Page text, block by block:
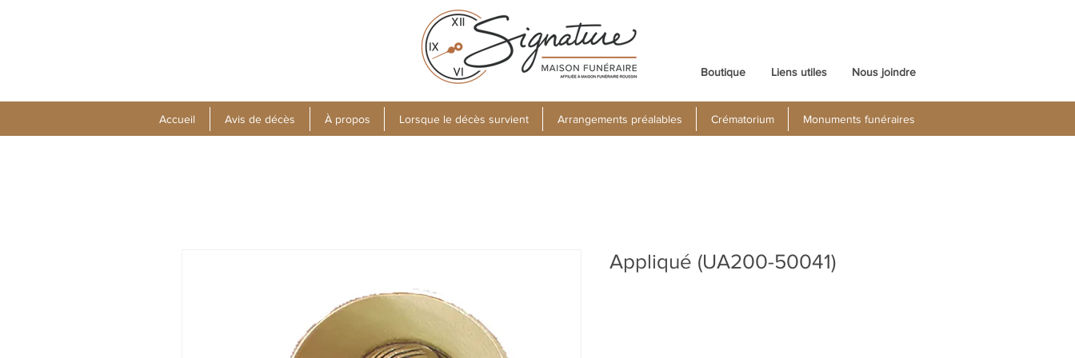
Boutique Liens utiles Nous joindre
Accueil Avis de décès À propos Lorsque le décès survient Arrangements préalables Crématorium Monuments funéraires
Appliqué (UA200-50041)